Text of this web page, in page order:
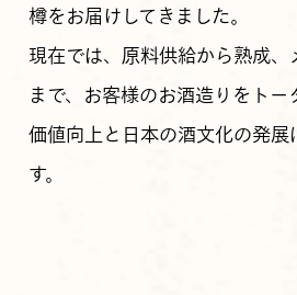
樽をお届けしてきました。
現在では、原料供給から熟成、
まで、お客様のお酒造りをト
価値向上と日本の酒文化の発展
す。